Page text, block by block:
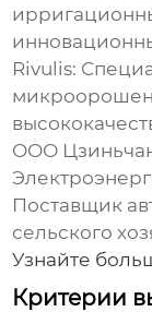
Rivulis:
ООО
Поставщик
сельского
Узнайте
Критерии